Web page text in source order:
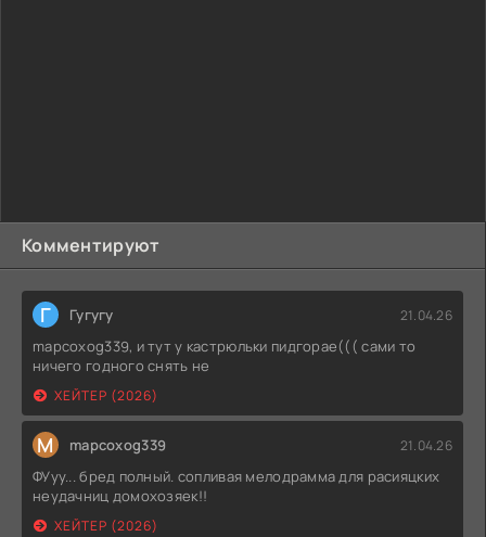
Комментируют
Г Гугугу 21.04.26
mapcoxog339, и тут у кастрюльки пидгорае((( сами то
ничего годного снять не
ХЕЙТЕР (2026)
M mapcoxog339 21.04.26
ФУуу... бред полный. сопливая мелодрамма для расияцких
неудачниц домохозяек!!
ХЕЙТЕР (2026)